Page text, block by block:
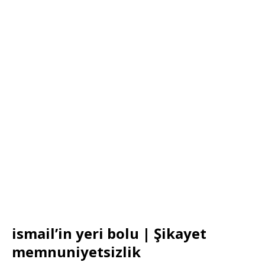
ismail’in yeri bolu | Şikayet
memnuniyetsizlik